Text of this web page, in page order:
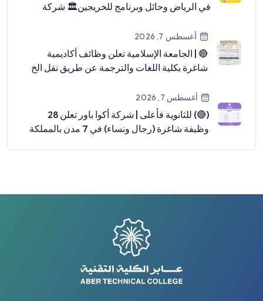
في الرياض وحائل وبرنامج للخريجين🏛 شركة
أغسطس 7, 2026
🔴 | الجامعة الإسلامية تعلن وظائف أكاديمية
شاغرة بكلية اللغات والترجمة عن طريق نقل الخ
أغسطس 7, 2026
(🔴) للثانوية فأعلى | شركة أكوا باور تعلن 28
وظيفة شاغرة (رجال ونساء) في 7 مدن بالمملكة